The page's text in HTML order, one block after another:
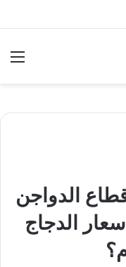
الدواجن
الدجاج